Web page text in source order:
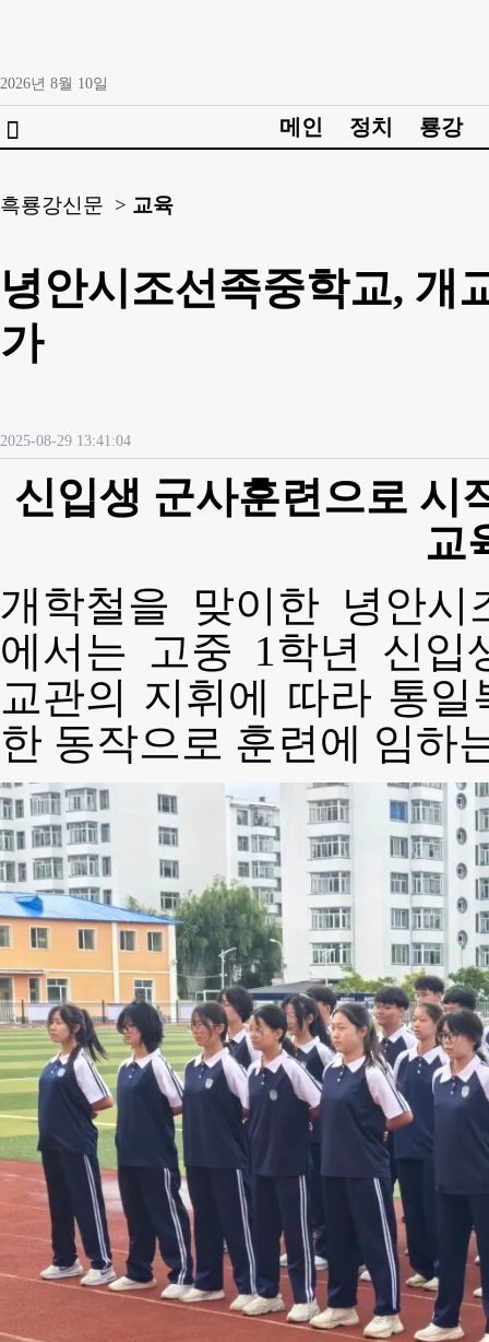
2026년 8월 10일
 메인 정치 룡강
흑룡강신문 > 교육
녕안시조선족중학교, 개
가
2025-08-29 13:41:04
신입생 군사훈련으로
교
개학철을 맞이한 녕안시
에서는 고중 1학년 신입
교관의 지휘에 따라 통
한 동작으로 훈련에 임하